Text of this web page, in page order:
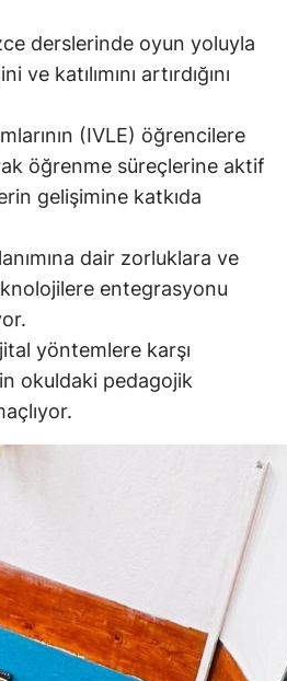
derslerinde oyun yoluyla
katılımını artırdığını
(IVLE) öğrencilere
öğrenme süreçlerine aktif
gelişimine katkıda
dair zorluklara ve
entegrasyonu
yöntemlere karşı
okuldaki pedagojik